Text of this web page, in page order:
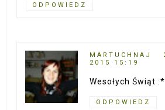
ODPOWIEDZ
MARTUCHNAJ
2015 15:19
Wesołych Świąt :*
ODPOWIEDZ